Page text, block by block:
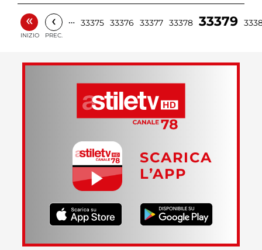
«
INIZIO
‹
PREC.
… 33375 33376 33377 33378 33379
SCARICA
L’APP